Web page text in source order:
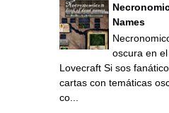
Names
oscura en
Lovecraft Si sos
cartas con temáticas
co...